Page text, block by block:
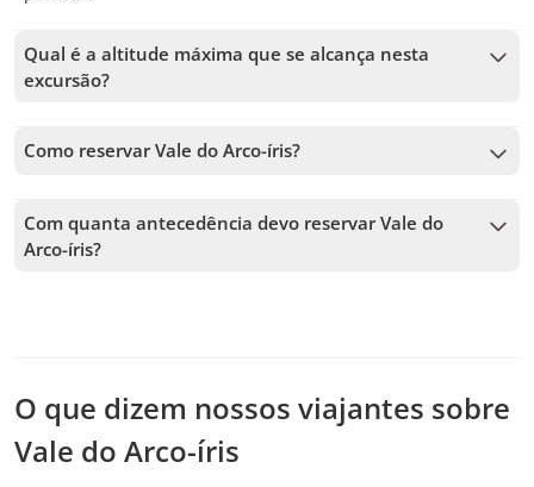
Qual é a altitude máxima que se alcança nesta
excursão?
ambientação, a nossa recomendação é fazer refeições leves
e beber muita água nos dias anteriores à excursão. Pela
final da sua estada em San Pedro de Atacama.
Como reservar Vale do Arco-íris?
seguir os passos no site. No carrinho, você poderá adicionar
mais tours antes de confirmar sua reserva.
Com quanta antecedência devo reservar Vale do
Arco-íris?
O que dizem nossos viajantes sobre
Vale do Arco-íris